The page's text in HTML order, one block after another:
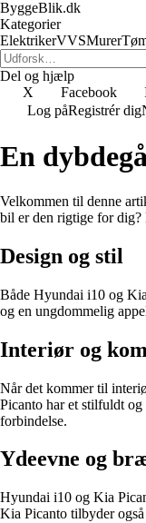
ByggeBlik.dk
Kategorier
ElektrikerVVSMurer
Del og hjælp
X
Facebook
Log påRegistrér dig
En
Velkommen til denne
bil er den rigtige for dig?
Design og stil
Både Hyundai i10 og
og en ungdommelig
Interiør og
Når det kommer til
Picanto har et stilfuldt
forbindelse.
Ydeevne og
Hyundai i10 og Kia
Kia Picanto tilbyder